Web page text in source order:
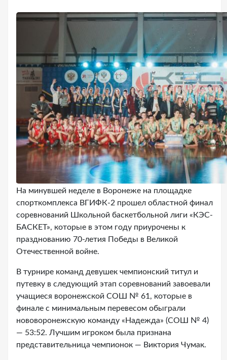
На минувшей неделе в Воронеже на площадке
спорткомплекса ВГИФК-2 прошел областной финал
соревнований Школьной баскетбольной лиги «КЭС-
БАСКЕТ», которые в этом году приурочены к
празднованию 70-летия Победы в Великой
Отечественной войне.
В турнире команд девушек чемпионский титул и
путевку в следующий этап соревнований завоевали
учащиеся воронежской СОШ № 61, которые в
финале с минимальным перевесом обыграли
нововоронежскую команду «Надежда» (СОШ № 4)
— 53:52. Лучшим игроком была признана
представительница чемпионок — Виктория Чумак.